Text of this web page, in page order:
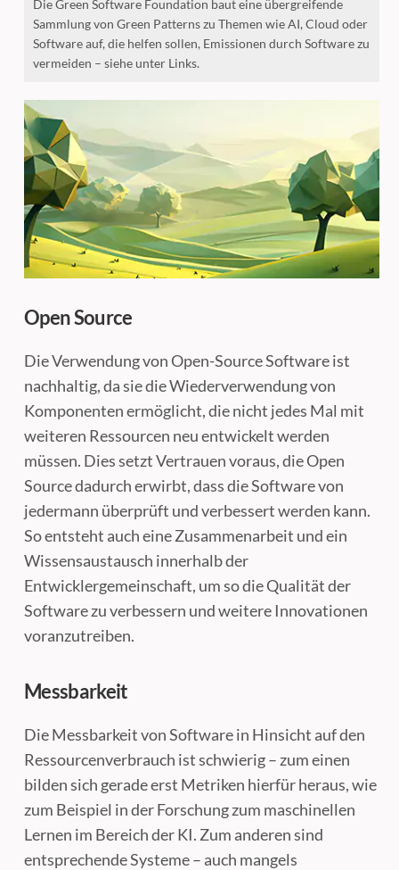
Die Green Software Foundation baut eine übergreifende
Sammlung von Green Patterns zu Themen wie AI, Cloud oder
Software auf, die helfen sollen, Emissionen durch Software zu
vermeiden – siehe unter Links.
Open Source
Die Verwendung von Open-Source Software ist
nachhaltig, da sie die Wiederverwendung von
Komponenten ermöglicht, die nicht jedes Mal mit
weiteren Ressourcen neu entwickelt werden
müssen. Dies setzt Vertrauen voraus, die Open
Source dadurch erwirbt, dass die Software von
jedermann überprüft und verbessert werden kann.
So entsteht auch eine Zusammenarbeit und ein
Wissensaustausch innerhalb der
Entwicklergemeinschaft, um so die Qualität der
Software zu verbessern und weitere Innovationen
voranzutreiben.
Messbarkeit
Die Messbarkeit von Software in Hinsicht auf den
Ressourcenverbrauch ist schwierig – zum einen
bilden sich gerade erst Metriken hierfür heraus, wie
zum Beispiel in der Forschung zum maschinellen
Lernen im Bereich der KI. Zum anderen sind
entsprechende Systeme – auch mangels